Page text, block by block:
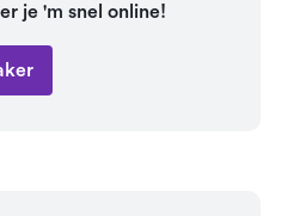
je 'm snel online!